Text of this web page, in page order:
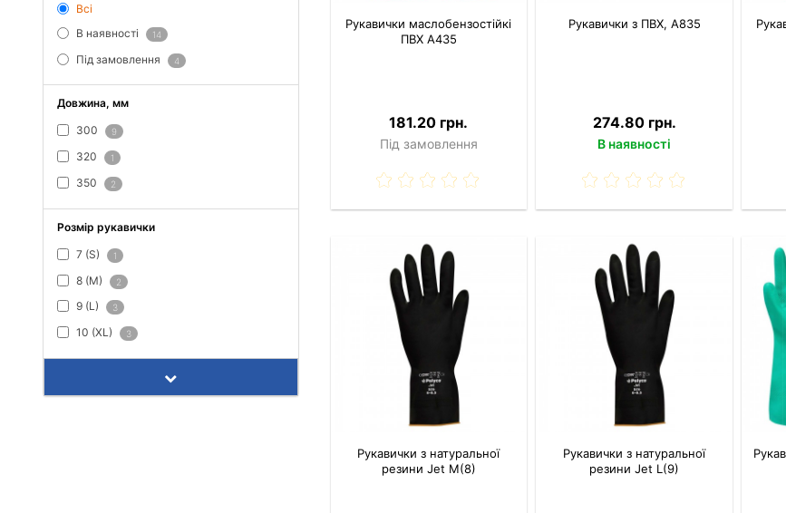
Всі
В наявності
14
Під замовлення 4
Довжина, мм
300 9
320 1
350 2
Розмір рукавички
7 (S) 1
8 (M) 2
9 (L) 3
10 (XL) 3
Рукавички маслобензостійкі
ПВХ A435
181.20 грн.
Під замовлення
Рукавички з ПВХ, A835
274.80 грн.
В наявності
Рукавички з натуральної
резини Jet M(8)
Рукавички з натуральної
резини Jet L(9)